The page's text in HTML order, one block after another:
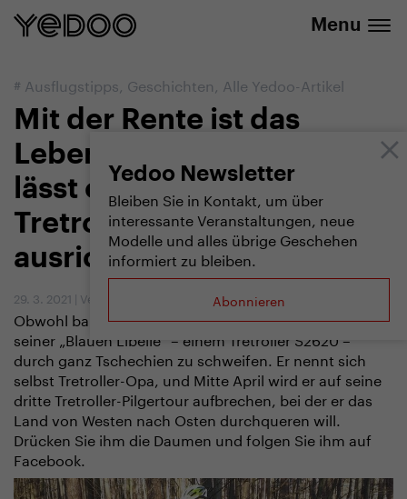
Menu
Yedoo Newsletter
Bleiben Sie in Kontakt, um über
interessante Veranstaltungen, neue
Modelle und alles übrige Geschehen
informiert zu bleiben.
Abonnieren
# Ausflugstipps, Geschichten, Alle Yedoo-Artikel
Mit der Rente ist das
Leben noch nicht vorbei,
lässt ein fast 70 jähriger
Tretroller-Pilger
ausrichten
29. 3. 2021 | Vendula Kosíková
Obwohl bald siebzig, hält ihn nichts davon ab, auf
seiner „Blauen Libelle“ – einem Tretroller S2620 –
durch ganz Tschechien zu schweifen. Er nennt sich
selbst Tretroller-Opa, und Mitte April wird er auf seine
dritte Tretroller-Pilgertour aufbrechen, bei der er das
Land von Westen nach Osten durchqueren will.
Drücken Sie ihm die Daumen und folgen Sie ihm auf
Facebook.